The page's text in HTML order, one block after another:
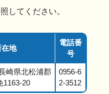
してください。
在地
電話番
号
崎県北松浦郡
1163-20
0956-6
2-3512